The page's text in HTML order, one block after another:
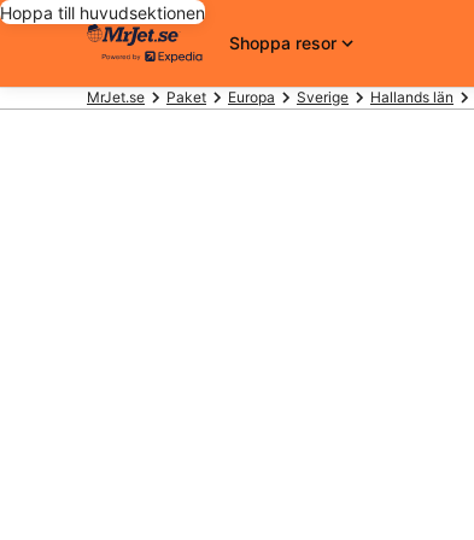
Hoppa till huvudsektionen
Shoppa resor
MrJet.se Paket Europa Sverige Hallands län